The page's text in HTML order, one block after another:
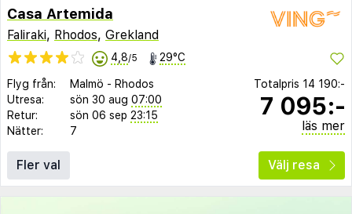
Casa Artemida
Faliraki, Rhodos, Grekland
4,8/5 29°C
Flyg från: Malmö - Rhodos
Utresa:
sön 30 aug 07:00
Retur:
sön 06 sep 23:15
Nätter:
7
Totalpris 14 190:-
7 095:-
läs mer
Fler val Välj resa